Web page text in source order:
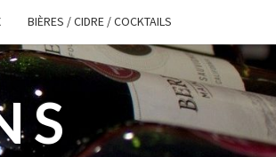
BIÈRES / CIDRE / COCKTAILS